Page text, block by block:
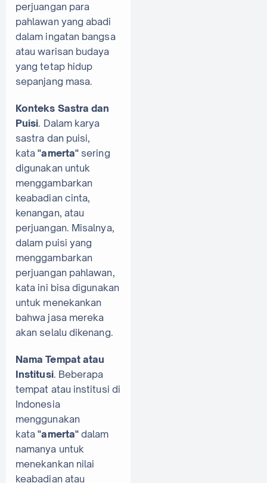
perjuangan para
pahlawan yang abadi
dalam ingatan bangsa
atau warisan budaya
yang tetap hidup
sepanjang masa.
Konteks Sastra dan
Puisi. Dalam karya
sastra dan puisi,
kata"amerta" sering
digunakan untuk
menggambarkan
keabadian cinta,
kenangan, atau
perjuangan. Misalnya,
dalam puisi yang
menggambarkan
perjuangan pahlawan,
kata ini bisa digunakan
untuk menekankan
bahwa jasa mereka
akan selalu dikenang.
Nama Tempat atau
Institusi. Beberapa
tempat atau institusi di
Indonesia
menggunakan
kata"amerta" dalam
namanya untuk
menekankan nilai
keabadian atau